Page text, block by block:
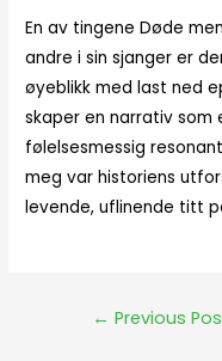
En av tingene Døde
andre i sin sjanger er
øyeblikk med last ned
skaper en narrativ som
følelsesmessig
meg var historiens
levende, uflinende titt
← Previous